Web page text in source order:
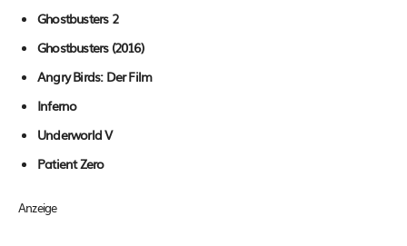
Ghostbusters 2
Ghostbusters (2016)
Angry Birds: Der Film
Inferno
Underworld V
Patient Zero
Anzeige